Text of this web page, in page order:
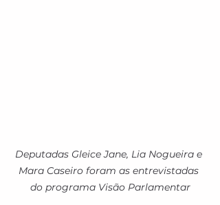
Deputadas Gleice Jane, Lia Nogueira e
Mara Caseiro foram as entrevistadas
do programa Visão Parlamentar